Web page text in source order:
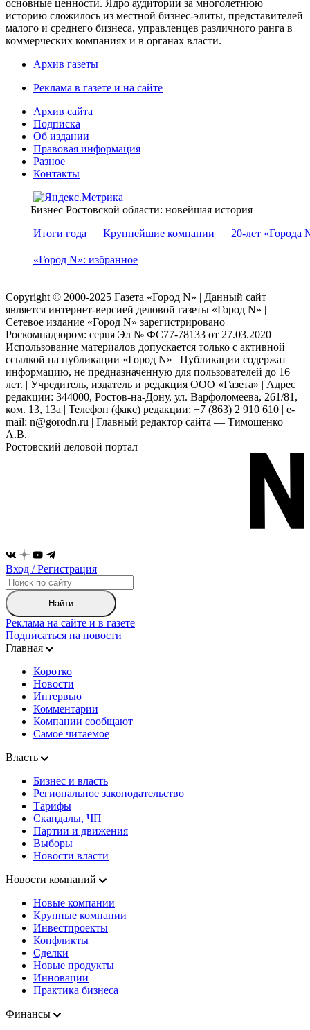
основные ценности. Ядро аудитории за многолетнюю
историю сложилось из местной бизнес-элиты, представителей
малого и среднего бизнеса, управленцев различного ранга в
коммерческих компаниях и в органах власти.
Архив газеты
Реклама в газете и на сайте
Архив сайта
Подписка
Об издании
Правовая информация
Разное
Контакты
Бизнес Ростовской области: новейшая история
Итоги года
Крупнейшие компании 20-лет «Города
«Город N»: избранное
Copyright © 2000-2025 Газета «Город N» | Данный сайт
является интернет-версией деловой газеты «Город N» |
Сетевое издание «Город N» зарегистрировано
Роскомнадзором: серuя Эл № ФС77-78133 от 27.03.2020 |
Использование материалов допускается только с активной
ссылкой на публикации «Город N» | Публикации содержат
информацию, не предназначенную для пользователей до 16
лет. | Учредитель, издатель и редакция ООО «Газета» | Адрес
редакции: 344000, Ростов-на-Дону, ул. Варфоломеева, 261/81,
ком. 13, 13а | Телефон (факс) редакции: +7 (863) 2 910 610 | e-
mail: n@gorodn.ru | Главный редактор сайта — Тимошенко
А.В.
Ростовский деловой портал
Вход / Регистрация
Найти
Реклама на сайте и в газете
Подписаться на новости
Главная
Коротко
Новости
Интервью
Комментарии
Компании сообщают
Самое читаемое
Власть
Бизнес и власть
Региональное законодательство
Тарифы
Скандалы, ЧП
Партии и движения
Выборы
Новости власти
Новости компаний
Новые компании
Крупные компании
Инвестпроекты
Конфликты
Сделки
Новые продукты
Инновации
Практика бизнеса
Финансы